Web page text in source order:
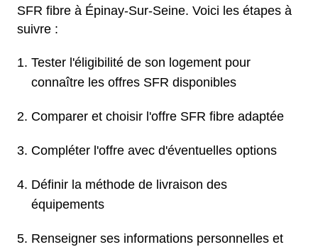
SFR fibre à Épinay-Sur-Seine. Voici les étapes à
suivre :
Tester l'éligibilité de son logement pour
connaître les offres SFR disponibles
Comparer et choisir l'offre SFR fibre adaptée
Compléter l'offre avec d'éventuelles options
Définir la méthode de livraison des
équipements
Renseigner ses informations personnelles et